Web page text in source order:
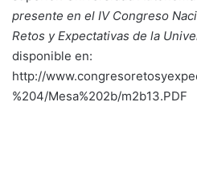
presente en el IV Congreso
Retos y Expectativas de la
disponible en:
http://
%204/Mesa%202b/m2b13.PDF